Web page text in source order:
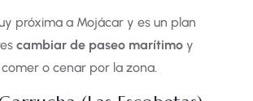
próxima a Mojácar y es un plan
cambiar de paseo marítimo y
o cenar por la zona.